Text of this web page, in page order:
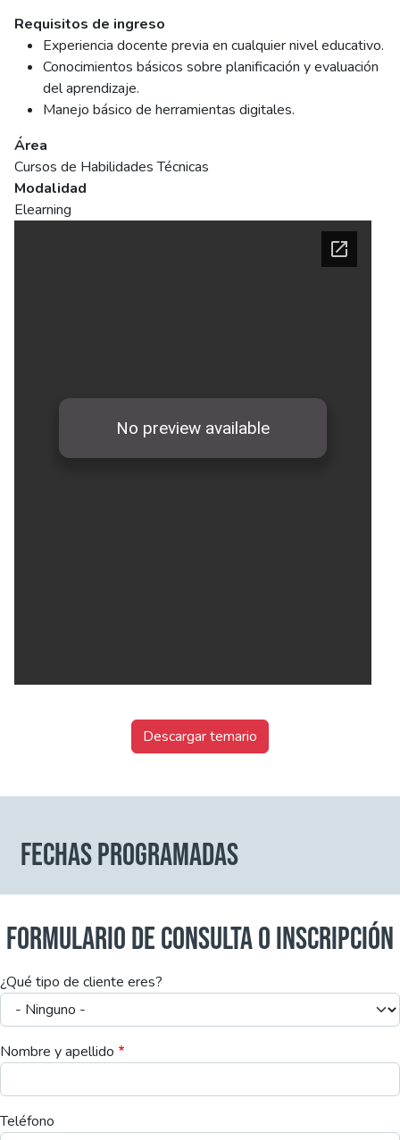
Requisitos de ingreso
Experiencia docente previa en cualquier nivel educativo.
Conocimientos básicos sobre planificación y evaluación
del aprendizaje.
Manejo básico de herramientas digitales.
Área
Cursos de Habilidades Técnicas
Modalidad
Elearning
Descargar temario
FECHAS PROGRAMADAS
FORMULARIO DE CONSULTA O INSCRIPCIÓN
¿Qué tipo de cliente eres?
Nombre y apellido
Teléfono